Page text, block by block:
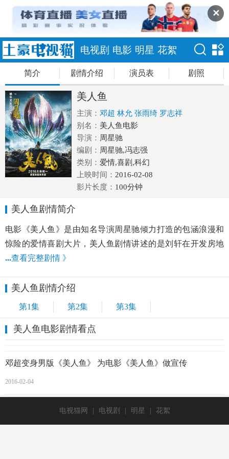
✕
电视剧 电影 明星 花絮
简介 剧情介绍 演员表 剧照
美人鱼
主演： 邓超 林允 张雨绮 罗志祥
别名： 美人鱼电影
导演： 周星驰
编剧： 周星驰,冯志强
类别： 爱情,喜剧,科幻
上映时间： 2016-02-08
影片长度： 100分钟
美人鱼剧情简介
电影《美人鱼》是由知名导演周星驰倾力打造的包涵浪漫和
惊险的爱情喜剧大片，美人鱼剧情讲述的是刘轩在开发房地
...查看完整剧情 》
美人鱼剧情介绍
第1集 第2集 第3集
美人鱼电影剧情看点
邓超变身男版《美人鱼》 为电影《美人鱼》做宣传
2016-02-04
电视猫网 | 电视剧 | 明星 | 花絮